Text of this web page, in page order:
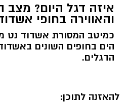
איזה דגל היום? מצב
והאווירה בחופי
כמיטב המסורת אשדוד נט
הים בחופים השונים
הדגלים.
להאזנה לתוכן: